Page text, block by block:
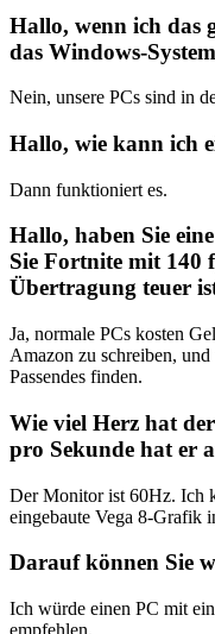
Hallo, wenn ich das
das Windows-
Nein, unsere PCs sind in
Hallo, wie kann ich
Dann funktioniert es.
Hallo, haben Sie
Sie Fortnite mit 140
Übertragung teuer
Ja, normale PCs kosten
Amazon zu schreiben,
Passendes finden.
Wie viel Herz hat
pro Sekunde hat er
Der Monitor ist 60Hz. Ich
eingebaute Vega 8-Grafik
Darauf können Sie
Ich würde einen PC mit
empfehlen.